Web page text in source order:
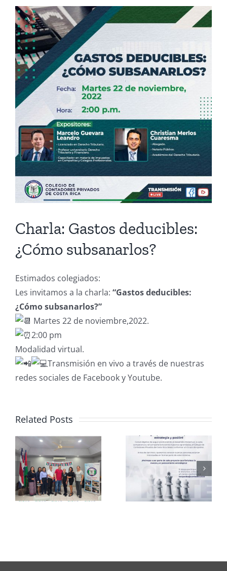
View
Larger
Image
Charla: Gastos deducibles:
¿Cómo subsanarlos?
Estimados colegiados:
Les invitamos a la charla: “Gastos deducibles:
¿Cómo subsanarlos?”
Martes 22 de noviembre,2022.
2:00 pm
Modalidad virtual.
Transmisión en vivo a través de nuestras
redes sociales de Facebook y Youtube.
Related Posts
Club de
Ajedrez
CCPCR
Informa